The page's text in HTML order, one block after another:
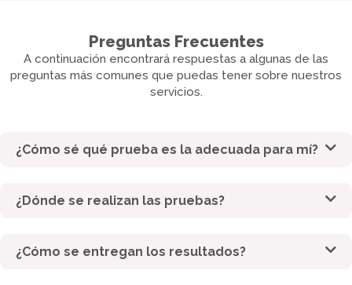
Preguntas Frecuentes
A continuación encontrará respuestas a algunas de las
preguntas más comunes que puedas tener sobre nuestros
servicios.
¿Cómo sé qué prueba es la adecuada para mí?
¿Dónde se realizan las pruebas?
¿Cómo se entregan los resultados?